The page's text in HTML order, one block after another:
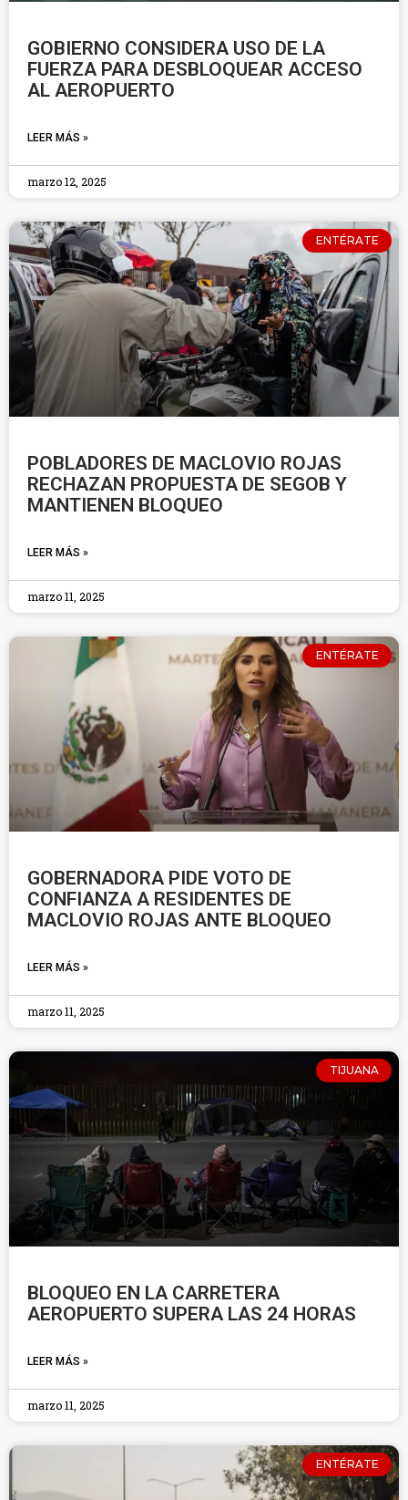
GOBIERNO CONSIDERA USO DE LA
FUERZA PARA DESBLOQUEAR ACCESO
AL AEROPUERTO
LEER MÁS »
marzo 12, 2025
ENTÉRATE
POBLADORES DE MACLOVIO ROJAS
RECHAZAN PROPUESTA DE SEGOB Y
MANTIENEN BLOQUEO
LEER MÁS »
marzo 11, 2025
ENTÉRATE
GOBERNADORA PIDE VOTO DE
CONFIANZA A RESIDENTES DE
MACLOVIO ROJAS ANTE BLOQUEO
LEER MÁS »
marzo 11, 2025
TIJUANA
BLOQUEO EN LA CARRETERA
AEROPUERTO SUPERA LAS 24 HORAS
LEER MÁS »
marzo 11, 2025
ENTÉRATE